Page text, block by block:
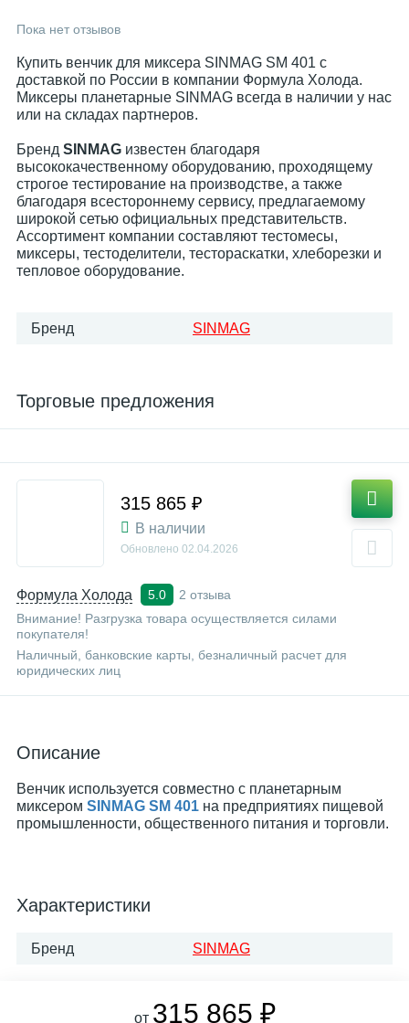
Пока нет отзывов
Купить венчик для миксера SINMAG SM 401 с
доставкой по России в компании Формула Холода.
Миксеры планетарные SINMAG всегда в наличии у нас
или на складах партнеров.
Бренд SINMAG известен благодаря
высококачественному оборудованию, проходящему
строгое тестирование на производстве, а также
благодаря всестороннему сервису, предлагаемому
широкой сетью официальных представительств.
Ассортимент компании составляют тестомесы,
миксеры, тестоделители, тестораскатки, хлеборезки и
тепловое оборудование.
Бренд SINMAG
Торговые предложения
Формула Холода 5.0
2 отзыва
Внимание! Разгрузка товара осуществляется силами
покупателя!
Наличный, банковские карты, безналичный расчет для
юридических лиц
315 865 ₽
В наличии
Обновлено 02.04.2026
Описание
Венчик используется совместно с планетарным
миксером SINMAG SM 401 на предприятиях пищевой
промышленности, общественного питания и торговли.
Характеристики
Бренд SINMAG
от 315 865 ₽